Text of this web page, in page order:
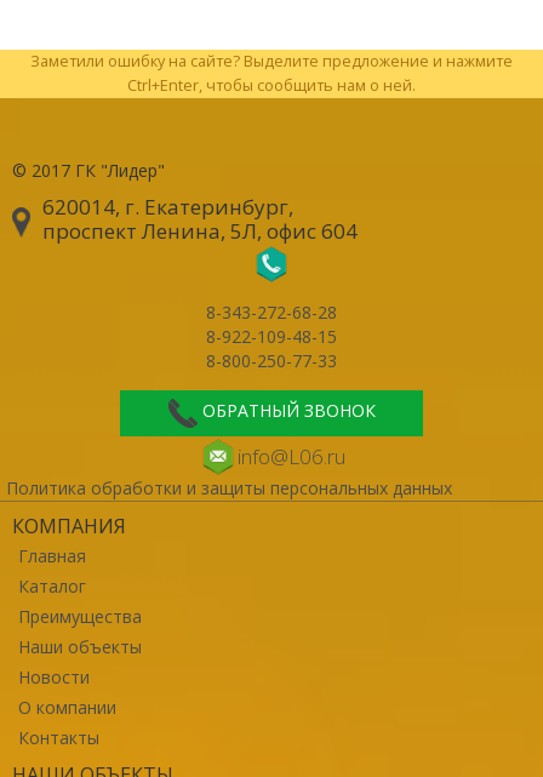
Заметили ошибку на сайте? Выделите предложение и нажмите
Ctrl+Enter, чтобы сообщить нам о ней.
© 2017 ГК "Лидер"
620014, г. Екатеринбург,
проспект Ленина, 5Л, офис 604
8-343-272-68-28
8-922-109-48-15
8-800-250-77-33
ОБРАТНЫЙ ЗВОНОК
info@L06.ru
Политика обработки и защиты персональных данных
КОМПАНИЯ
Главная
Каталог
Преимущества
Наши объекты
Новости
О компании
Контакты